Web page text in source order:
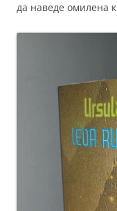
да наведе омилена